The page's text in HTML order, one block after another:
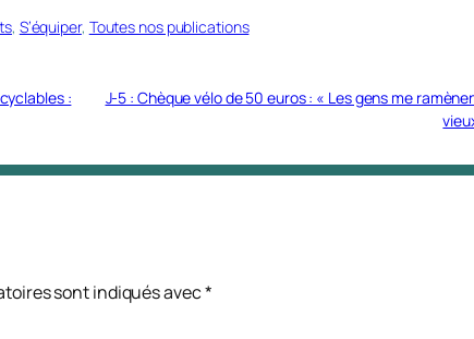
, S’équiper, Toutes nos publications
:
J-5 : Chèque vélo de 50 euros : « Les gens me
sont indiqués avec*